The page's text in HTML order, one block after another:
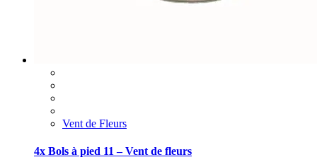
Vent de Fleurs
4x Bols à pied 11 – Vent de fleurs